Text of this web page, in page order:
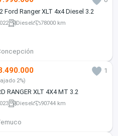
Ford Ranger XLT 4x4 Diesel 3.2
Diesel 78000 km
1
2%)
RANGER XLT 4X4 MT 3.2
Diesel 90744 km